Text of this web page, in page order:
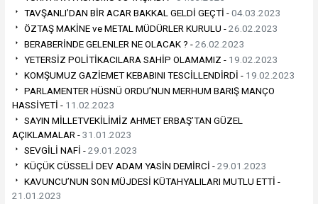
TAVŞANLI’DAN BİR ACAR BAKKAL GELDİ GEÇTİ -04.03.2023
ÖZTAŞ MAKİNE ve METAL MÜDÜRLER KURULU -26.02.2023
BERABERİNDE GELENLER NE OLACAK ? -26.02.2023
YETERSİZ POLİTİKACILARA SAHİP OLAMAMIZ - 19.02.2023
KOMŞUMUZ GAZİEMET KEBABINI TESCİLLENDİRDİ - 19.02.2023
PARLAMENTER HÜSNÜ ORDU’NUN MERHUM BARIŞ MANÇO
HASSİYETİ - 11.02.2023
SAYIN MİLLETVEKİLİMİZ AHMET ERBAŞ’TAN GÜZEL
AÇIKLAMALAR -31.01.2023
SEVGİLİ NAFİ -29.01.2023
KÜÇÜK CÜSSELİ DEV ADAM YASİN DEMİRCİ -29.01.2023
KAVUNCU’NUN SON MÜJDESİ KÜTAHYALILARI MUTLU ETTİ -
21.01.2023